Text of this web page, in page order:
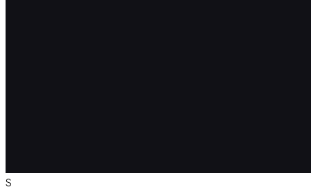
S